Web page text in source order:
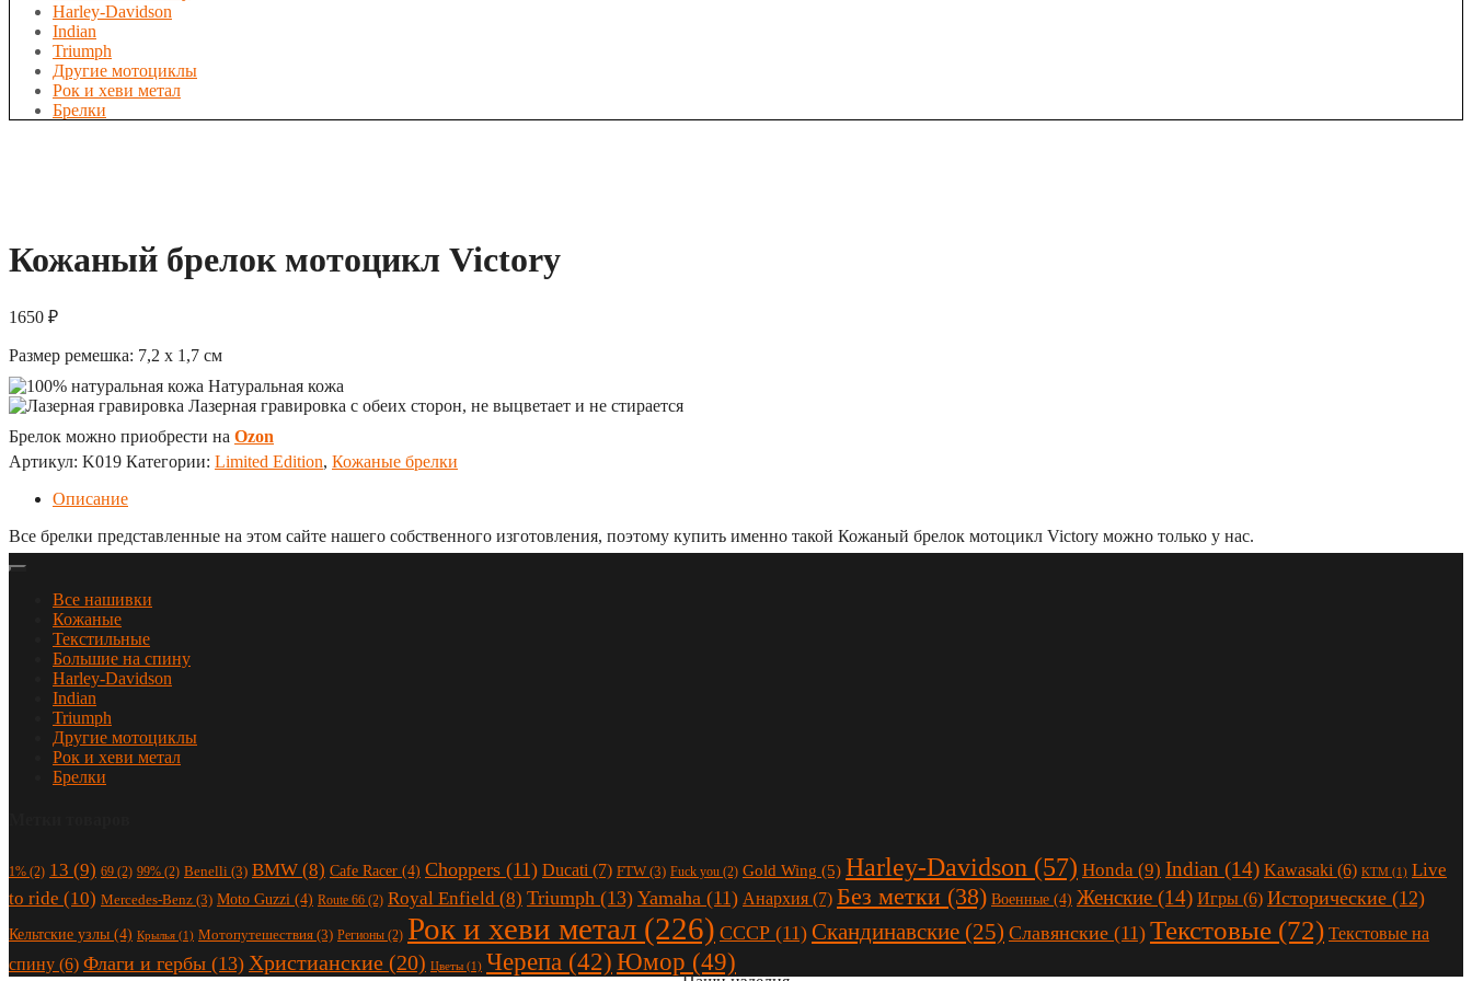
Harley-Davidson
Indian
Triumph
Другие мотоциклы
Рок и хеви метал
Брелки
Кожаный брелок мотоцикл Victory
1650 ₽
Размер ремешка: 7,2 х 1,7 см
Натуральная кожа
Лазерная гравировка с обеих сторон, не выцветает и не стирается
Брелок можно приобрести на Ozon
Артикул: K019 Категории: Limited Edition, Кожаные брелки
Описание
Все брелки представленные на этом сайте нашего собственного изготовления, поэтому купить именно такой Кожаный брелок мотоцикл Victory можно только у нас.
Все нашивки
Кожаные
Текстильные
Большие на спину
Harley-Davidson
Indian
Triumph
Другие мотоциклы
Рок и хеви метал
Брелки
1% (2) 13 (9) 69 (2) 99% (2) Benelli (3) BMW (8) Cafe Racer (4) Choppers (11) Ducati (7) FTW (3) Fuck you (2) Gold Wing (5) Harley-Davidson (57) Honda (9) Indian (14) Kawasaki (6) KTM (1) Live
to ride (10) Mercedes-Benz (3) Moto Guzzi (4) Route 66 (2) Royal Enfield (8) Triumph (13) Yamaha (11) Анархия (7) Без метки (38) Военные (4) Женские (14) Игры (6) Исторические (12)
Кельтские узлы (4) Крылья (1) Мотопутешествия (3) Регионы (2) Рок и хеви метал (226) СССР (11) Скандинавские (25) Славянские (11) Текстовые (72) Текстовые на
спину (6) Флаги и гербы (13) Христианские (20) Цветы (1) Черепа (42) Юмор (49)